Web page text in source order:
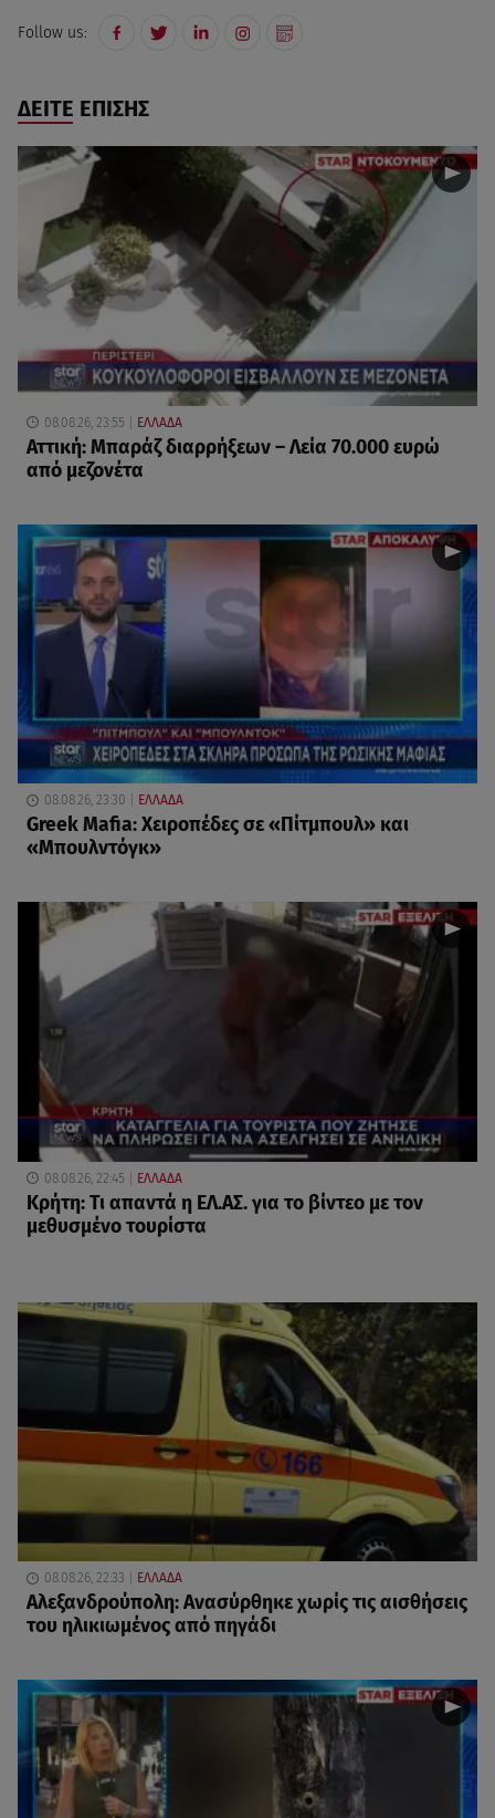
Follow us:
ΔΕΙΤΕ ΕΠΙΣΗΣ
08.08.26, 23:55 ΕΛΛΑΔΑ
Αττική: Μπαράζ διαρρήξεων – Λεία 70.000 ευρώ
από μεζονέτα
08.08.26, 23:30 ΕΛΛΑΔΑ
Greek Mafia: Χειροπέδες σε «Πίτμπουλ» και
«Μπουλντόγκ»
08.08.26, 22:45 ΕΛΛΑΔΑ
Κρήτη: Τι απαντά η ΕΛ.ΑΣ. για το βίντεο με τον
μεθυσμένο τουρίστα
08.08.26, 22:33 ΕΛΛΑΔΑ
Αλεξανδρούπολη: Ανασύρθηκε χωρίς τις αισθήσεις
του ηλικιωμένος από πηγάδι